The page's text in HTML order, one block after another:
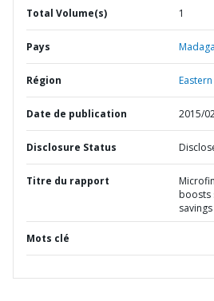
Total Volume(s) 1
Pays
Région
Date de publication 2015/
Disclosure Status
Titre du rapport
boosts
savings
Mots clé